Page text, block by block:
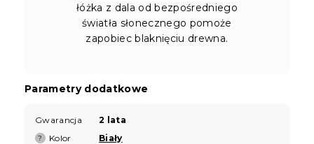
łóżka z dala od bezpośredniego
światła słonecznego pomoże
zapobiec blaknięciu drewna.
Parametry dodatkowe
Gwarancja 2 lata
? Kolor Biały